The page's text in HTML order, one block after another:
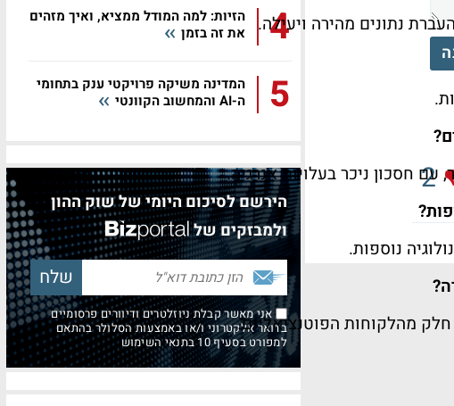
חסכון ניכר בעלויות אנרגיה.
נוספות.
מהלקוחות הפוטנציאליים.
2
4
הזיות: למה המודל ממציא, ואיך מזהים
את זה בזמן
5
המדינה משיקה פרויקטי ענק בתחומי
ה-AI והמחשוב הקוונטי
הירשם לסיכום היומי של שוק ההון
ולמבזקים של
אני מאשר קבלת ניוזלטרים ודיוורים פרסומיים
בדואר אלקטרוני ו/או באמצעות הסלולר בהתאם
למפורט בסעיף 10 בתנאי השימוש